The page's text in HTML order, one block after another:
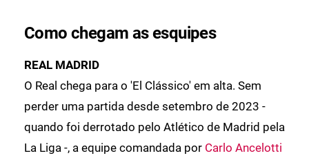
Como chegam as esquipes
REAL MADRID
O Real chega para o 'El Clássico' em alta. Sem
perder uma partida desde setembro de 2023 -
quando foi derrotado pelo Atlético de Madrid pela
La Liga -, a equipe comandada por Carlo Ancelotti